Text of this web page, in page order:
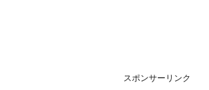
スポンサーリンク